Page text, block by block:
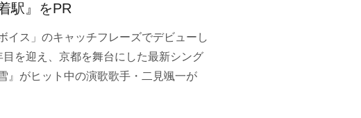
駅』をPR
イス」のキャッチフレーズでデビューし
目を迎え、京都を舞台にした最新シング
』がヒット中の演歌歌手・二見颯一が